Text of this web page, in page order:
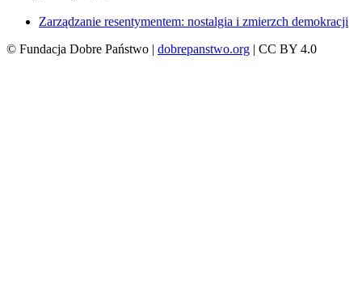
Zarządzanie resentymentem: nostalgia i zmierzch demokracji
© Fundacja Dobre Państwo | dobrepanstwo.org | CC BY 4.0